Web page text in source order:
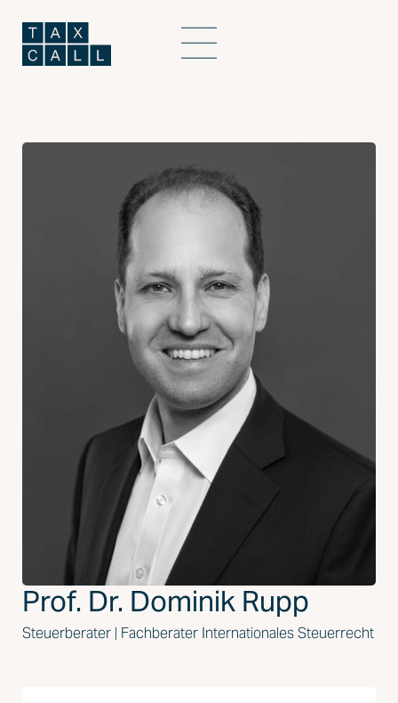
Prof. Dr. Dominik Rupp
Steuerberater | Fachberater Internationales Steuerrecht